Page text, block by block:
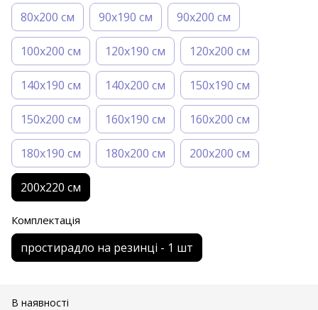
80х200 см 90х190 см 90х200 см
100х200 см 120х190 см 120х200 см
140х190 см 140х200 см 150х190 см
150х200 см 160х190 см 160х200 см
180х190 см 180х200 см 200х200 см
200х220 см
Комплектація
простирадло на резинці - 1 шт
В наявності